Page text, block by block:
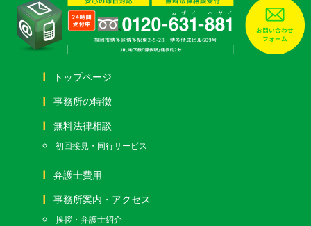
トップページ
事務所の特徴
無料法律相談
初回接見・同行サービス
弁護士費用
事務所案内・アクセス
挨拶・弁護士紹介